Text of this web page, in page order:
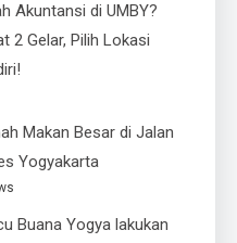
Akuntansi di UMBY?
2 Gelar, Pilih Lokasi
Makan Besar di Jalan
Yogyakarta
Buana Yogya lakukan